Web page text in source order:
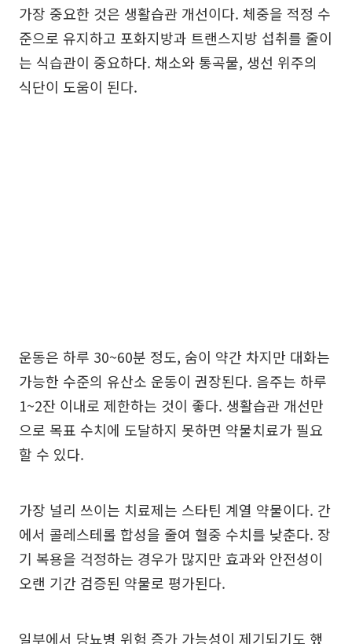
가장 중요한 것은 생활습관 개선이다. 체중을 적정 수
준으로 유지하고 포화지방과 트랜스지방 섭취를 줄이
는 식습관이 중요하다. 채소와 통곡물, 생선 위주의
식단이 도움이 된다.
운동은 하루 30~60분 정도, 숨이 약간 차지만 대화는
가능한 수준의 유산소 운동이 권장된다. 음주는 하루
1~2잔 이내로 제한하는 것이 좋다. 생활습관 개선만
으로 목표 수치에 도달하지 못하면 약물치료가 필요
할 수 있다.
가장 널리 쓰이는 치료제는 스타틴 계열 약물이다. 간
에서 콜레스테롤 합성을 줄여 혈중 수치를 낮춘다. 장
기 복용을 걱정하는 경우가 많지만 효과와 안전성이
오랜 기간 검증된 약물로 평가된다.
일부에서 당뇨병 위험 증가 가능성이 제기되기도 했